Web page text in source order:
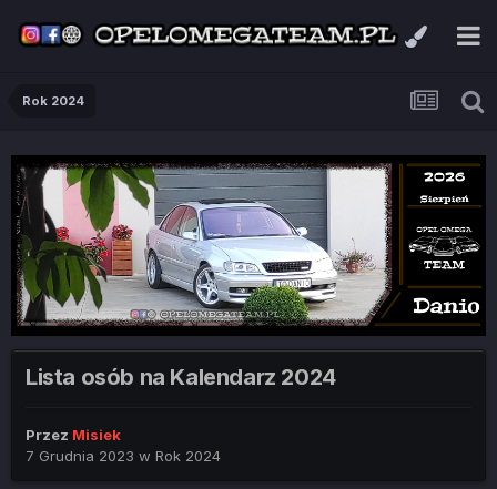
Rok 2024
Lista osób na Kalendarz 2024
Przez Misiek
7 Grudnia 2023 w Rok 2024